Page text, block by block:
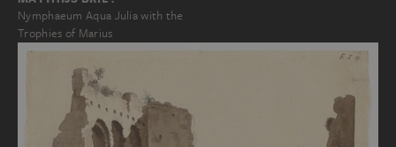
Nymphaeum Aqua Julia with the
Trophies of Marius